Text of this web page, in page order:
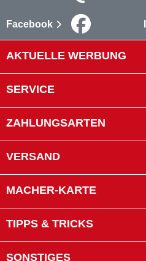
Facebook
AKTUELLE WERBUNG
SERVICE
ZAHLUNGSARTEN
VERSAND
MACHER-KARTE
TIPPS & TRICKS
SONSTIGES